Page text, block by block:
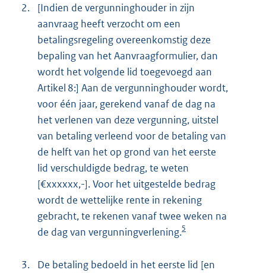
2.
[Indien de vergunninghouder in zijn
aanvraag heeft verzocht om een
betalingsregeling overeenkomstig deze
bepaling van het Aanvraagformulier, dan
wordt het volgende lid toegevoegd aan
Artikel 8:] Aan de vergunninghouder wordt,
voor één jaar, gerekend vanaf de dag na
het verlenen van deze vergunning, uitstel
van betaling verleend voor de betaling van
de helft van het op grond van het eerste
lid verschuldigde bedrag, te weten
[€xxxxxx,-]. Voor het uitgestelde bedrag
wordt de wettelijke rente in rekening
gebracht, te rekenen vanaf twee weken na
de dag van vergunningverlening.5
3.
De betaling bedoeld in het eerste lid [en